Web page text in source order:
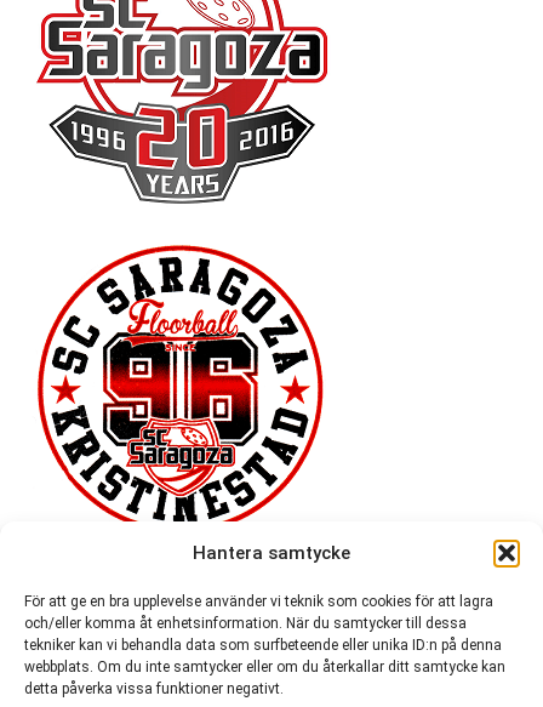
Hantera samtycke
För att ge en bra upplevelse använder vi teknik som cookies för att lagra
och/eller komma åt enhetsinformation. När du samtycker till dessa
tekniker kan vi behandla data som surfbeteende eller unika ID:n på denna
webbplats. Om du inte samtycker eller om du återkallar ditt samtycke kan
detta påverka vissa funktioner negativt.